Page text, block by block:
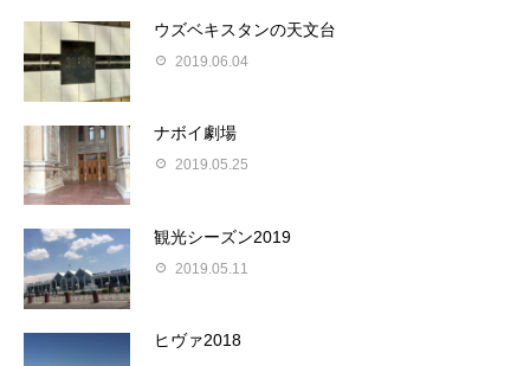
ウズベキスタンの天文台
2019.06.04
ナボイ劇場
2019.05.25
観光シーズン2019
2019.05.11
ヒヴァ2018